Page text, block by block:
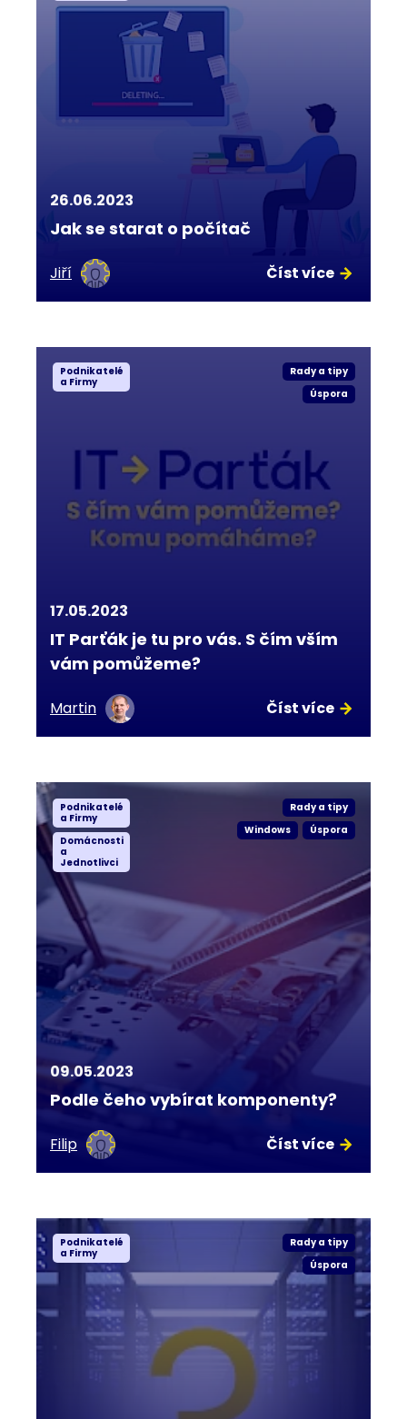
26.06.2023
Jak se starat o počítač
Jiří Číst více
Podnikatelé
a Firmy
Rady a tipy
Úspora
17.05.2023
IT Parťák je tu pro vás. S čím vším
vám pomůžeme?
Martin Číst více
Podnikatelé
a Firmy
Domácnosti
a
Jednotlivci
Rady a tipy
Windows
Úspora
09.05.2023
Podle čeho vybírat komponenty?
Filip Číst více
Podnikatelé
a Firmy
Rady a tipy
Úspora